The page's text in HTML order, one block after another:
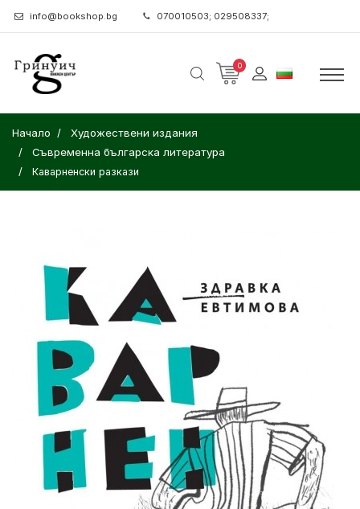
info@bookshop.bg 070010503; 029508337;
0
Начало
Художествени издания
Съвременна българска литература
Каварненски разкази